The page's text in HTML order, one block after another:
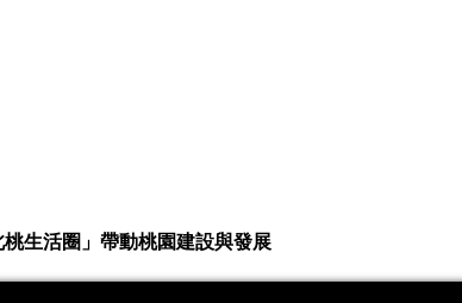
生活圈」帶動桃園建設與發展